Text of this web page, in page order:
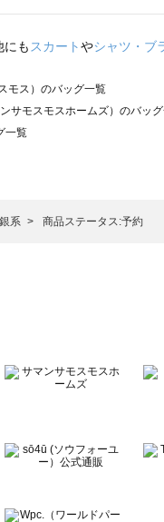
にもスカートやシャツ・ブ
モス）のバッグ一覧
サモスモスホームズ）のバッ
一覧
ツハルバイサマンサモスモス）
サモスモス ラーゴム）のバッグ
ルー）のバッグ一覧
バッグ一覧
系 商品ステータス:予約